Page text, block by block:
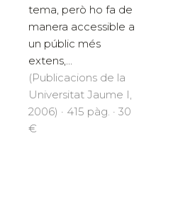
tema, però ho fa de
manera accessible a
un públic més
extens,...
(Publicacions de la
Universitat Jaume I,
2006) · 415 pàg. · 30
€